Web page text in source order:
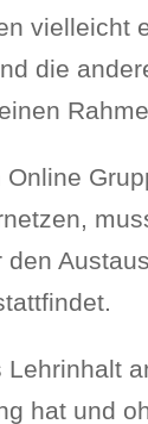
vielleicht
die
hat und